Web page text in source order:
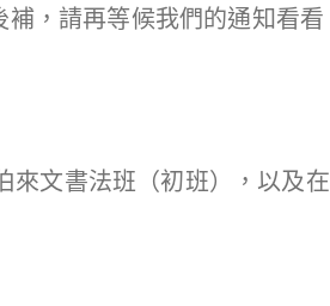
，請再等候我們的通知看看
來文書法班（初班），以及在